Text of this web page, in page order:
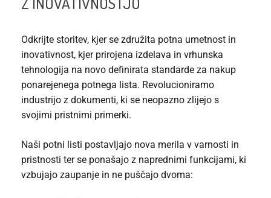
Odkrijte storitev, kjer se združita potna umetnost in
inovativnost, kjer prirojena izdelava in vrhunska
tehnologija na novo definirata standarde za nakup
ponarejenega potnega lista. Revolucioniramo
industrijo z dokumenti, ki se neopazno zlijejo s
svojimi pristnimi primerki.
Naši potni listi postavljajo nova merila v varnosti in
pristnosti ter se ponašajo z naprednimi funkcijami, ki
vzbujajo zaupanje in ne puščajo dvoma: